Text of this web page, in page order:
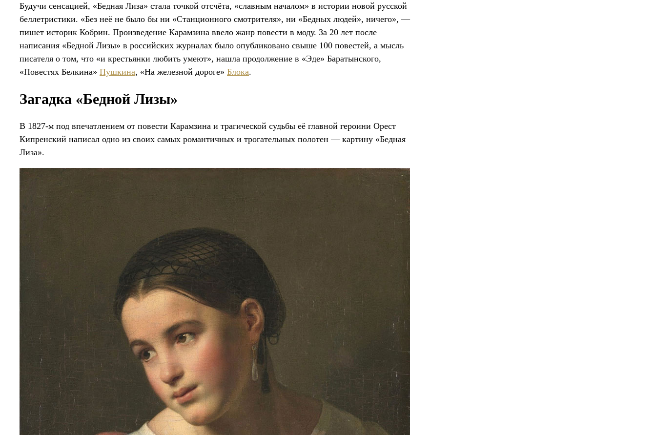
Будучи сенсацией, «Бедная Лиза» стала точкой отсчёта, «славным началом» в истории новой русской
беллетристики. «Без неё не было бы ни «Станционного смотрителя», ни «Бедных людей», ничего», —
пишет историк Кобрин. Произведение Карамзина ввело жанр повести в моду. За 20 лет после
написания «Бедной Лизы» в российских журналах было опубликовано свыше 100 повестей, а мысль
писателя о том, что «и крестьянки любить умеют», нашла продолжение в «Эде» Баратынского,
«Повестях Белкина» Пушкина, «На железной дороге» Блока.
Загадка «Бедной Лизы»
В 1827-м под впечатлением от повести Карамзина и трагической судьбы её главной героини Орест
Кипренский написал одно из своих самых романтичных и трогательных полотен — картину «Бедная
Лиза».